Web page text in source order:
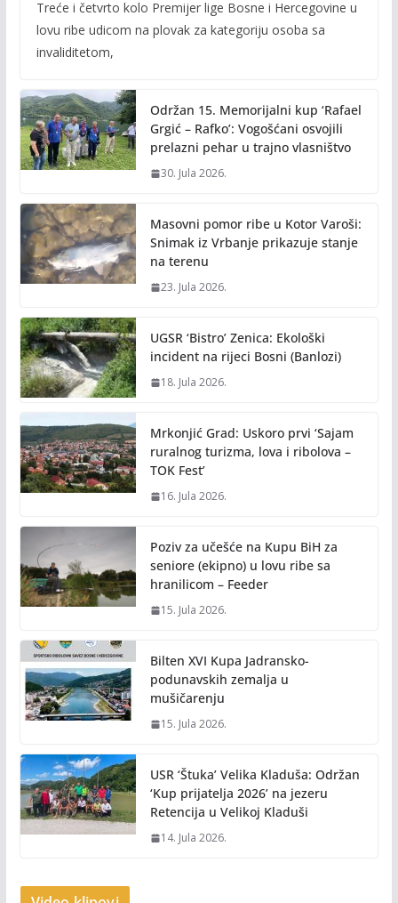
e
b
o
k
itt
er
ai p
n
k
Treće i četvrto kolo Premijer lige Bosne i Hercegovine u
lovu ribe udicom na plovak za kategoriju osoba sa
invaliditetom,
Održan 15. Memorijalni kup ‘Rafael
Grgić – Rafko’: Vogošćani osvojili
prelazni pehar u trajno vlasništvo
30. Jula 2026.
Masovni pomor ribe u Kotor Varoši:
Snimak iz Vrbanje prikazuje stanje
na terenu
23. Jula 2026.
UGSR ‘Bistro’ Zenica: Ekološki
incident na rijeci Bosni (Banlozi)
18. Jula 2026.
Mrkonjić Grad: Uskoro prvi ‘Sajam
ruralnog turizma, lova i ribolova –
TOK Fest’
16. Jula 2026.
Poziv za učešće na Kupu BiH za
seniore (ekipno) u lovu ribe sa
hranilicom – Feeder
15. Jula 2026.
Bilten XVI Kupa Jadransko-
podunavskih zemalja u
mušičarenju
15. Jula 2026.
USR ‘Štuka’ Velika Kladuša: Održan
‘Kup prijatelja 2026’ na jezeru
Retencija u Velikoj Kladuši
14. Jula 2026.